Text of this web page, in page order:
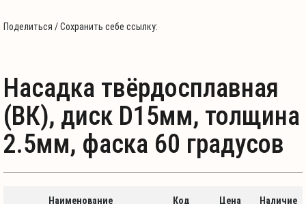
Поделиться / Сохранить себе ссылку:
Насадка твёрдосплавная
(ВК), диск D15мм, толщина
2.5мм, фаска 60 градусов
Наименование Код Цена Наличие